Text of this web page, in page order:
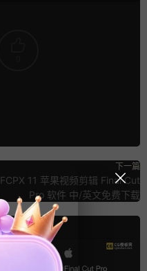
下一篇
FCPX 11 苹果视频剪辑 Final Cut
Pro 软件 中/英文免费下载